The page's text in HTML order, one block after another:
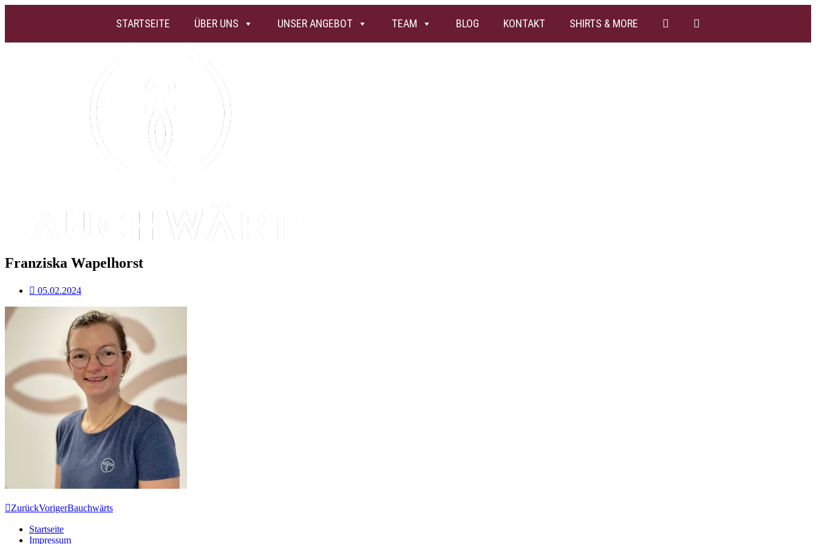
STARTSEITE ÜBER UNS UNSER ANGEBOT TEAM BLOG KONTAKT SHIRTS & MORE
Franziska Wapelhorst
05.02.2024
ZurückVorigerBauchwärts
Startseite
Impressum